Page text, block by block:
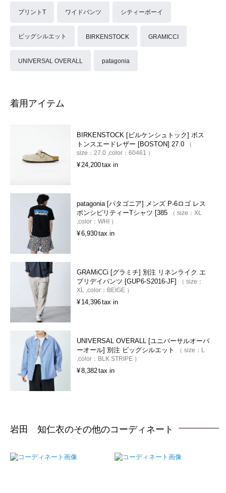
プリントT ワイドパンツ シティーボーイ
ビッグシルエット BIRKENSTOCK GRAMICCI
UNIVERSAL OVERALL patagonia
着用アイテム
BIRKENSTOCK [ビルケンシュトック] ボス
トンスエードレザー [BOSTON] 27.0
size： 27.0 color： 60461
¥24,200tax in
patagonia [パタゴニア] メンズ P-6ロゴ レス
ポンシビリティーTシャツ [385
size： XL
color： WHI
¥6,930tax in
GRAMiCCi [グラミチ] 別注 リネンライク エ
ブリデイパンツ [GUP6-S2016-JF]
size：
XL
color： BEIGE
¥ 14,396tax in
UNIVERSAL OVERALL [ユニバーサルオーバ
ーオール] 別注 ビッグシルエット
size： L
color： BLK STRIPE
¥8,382tax in
岩田 知仁衣のその他のコーディネート